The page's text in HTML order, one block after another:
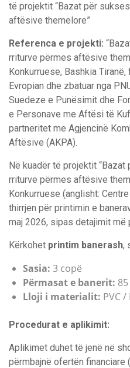
të projektit “Bazat për
aftësive themelore”
Referenca e projekti:
rriturve përmes aftësive
Konkurruese, Bashkia
Evropian dhe zbatuar nga
Suedeze e Punësimit dhe
e Personave me Aftësi të
partneritet me Agjencinë
Aftësive (AKPA).
Në kuadër të projektit
rriturve përmes aftësive
Konkurruese (anglisht:
thirrjen për printimin e
maj 2026, sipas detajimit më
Kërkohet printim banerash,
Sasia: 3 copë
Përmasat e banerit:
Lloji i materialit: PVC
Procedurat e aplikimit:
Aplikimet duhet të jenë në
përmbajnë ofertën